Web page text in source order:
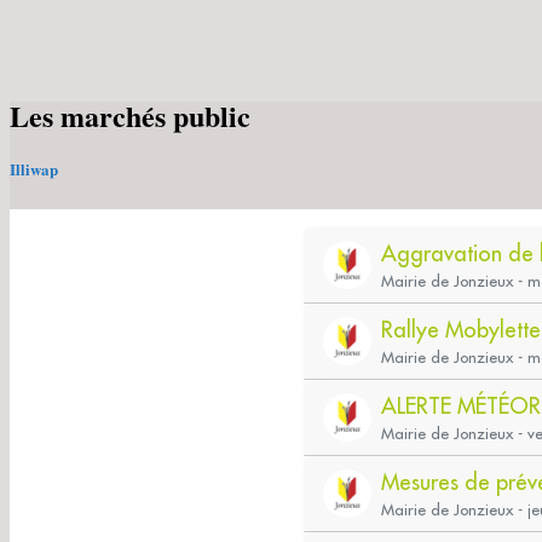
Charmant village dans le PARC du
Les marchés public
Illiwap